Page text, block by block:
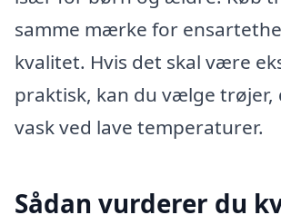
samme mærke for
kvalitet. Hvis det skal være
praktisk, kan du vælge trøjer,
vask ved lave temperaturer.
Sådan vurderer du